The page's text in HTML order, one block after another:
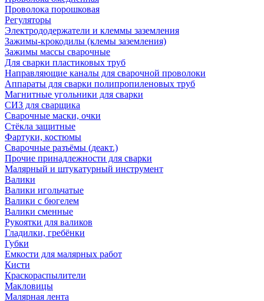
Проволока порошковая
Регуляторы
Электрододержатели и клеммы заземления
Зажимы-крокодилы (клемы заземления)
Зажимы массы сварочные
Для сварки пластиковых труб
Направляющие каналы для сварочной проволоки
Аппараты для сварки полипропиленовых труб
Магнитные угольники для сварки
СИЗ для сварщика
Сварочные маски, очки
Стёкла защитные
Фартуки, костюмы
Сварочные разъёмы (деакт.)
Прочие принадлежности для сварки
Малярный и штукатурный инструмент
Валики
Валики игольчатые
Валики с бюгелем
Валики сменные
Рукоятки для валиков
Гладилки, гребёнки
Губки
Емкости для малярных работ
Кисти
Краскораспылители
Макловицы
Малярная лента